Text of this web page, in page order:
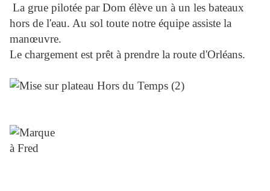
La grue pilotée par Dom élève un à un les bateaux
hors de l'eau. Au sol toute notre équipe assiste la
manœuvre.
Le chargement est prêt à prendre la route d'Orléans.